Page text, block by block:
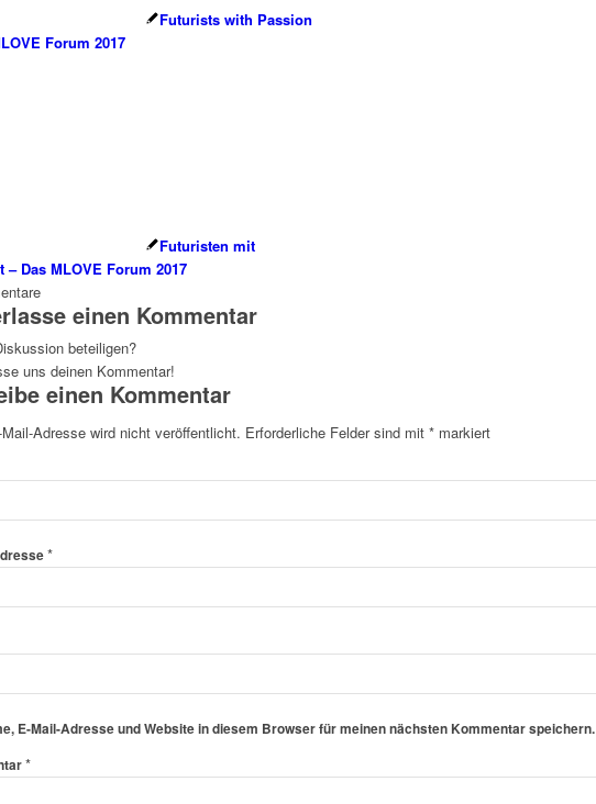
Futurists with Passion
Forum 2017
Futuristen mit
– Das MLOVE Forum 2017
einen Kommentar
beteiligen?
uns deinen Kommentar!
einen Kommentar
Adresse wird nicht veröffentlicht. Erforderliche Felder sind mit * markiert
*
E-Mail-Adresse und Website in diesem Browser für meinen nächsten Kommentar speichern.
*